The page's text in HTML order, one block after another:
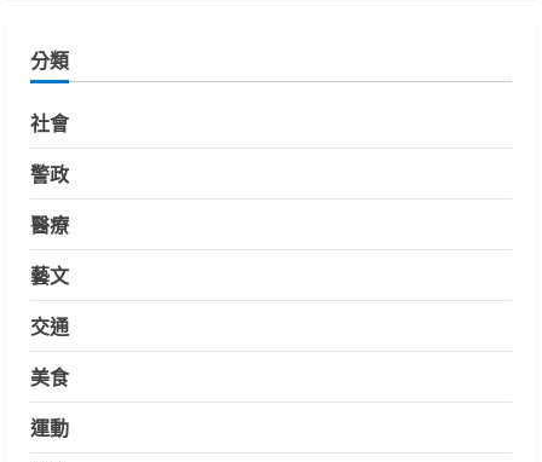
分類
社會
警政
醫療
藝文
交通
美食
運動